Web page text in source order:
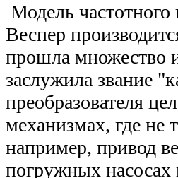
Модель
Веспер
прошла множество
заслужила звание
преобразователя
механизмах, где не
например, привод
погружных